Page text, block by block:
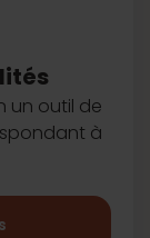
un outil de
à